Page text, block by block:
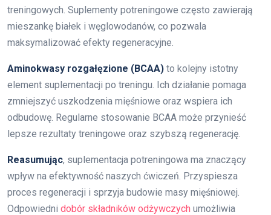
treningowych. Suplementy potreningowe często zawierają
mieszankę białek i węglowodanów, co pozwala
maksymalizować efekty regeneracyjne.
Aminokwasy rozgałęzione (BCAA) to kolejny istotny
element suplementacji po treningu. Ich działanie pomaga
zmniejszyć uszkodzenia mięśniowe oraz wspiera ich
odbudowę. Regularne stosowanie BCAA może przynieść
lepsze rezultaty treningowe oraz szybszą regenerację.
Reasumując, suplementacja potreningowa ma znaczący
wpływ na efektywność naszych ćwiczeń. Przyspiesza
proces regeneracji i sprzyja budowie masy mięśniowej.
Odpowiedni dobór składników odżywczych umożliwia